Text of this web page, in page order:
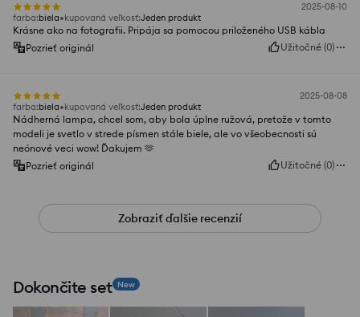
2025-08-10
farba:biela kupovaná veľkosť:Jeden produkt
Krásne ako na fotografii. Pripája sa pomocou priloženého USB kábla
Pozrieť originál
Užitočné (0)
2025-08-08
farba:biela kupovaná veľkosť:Jeden produkt
Nádherná lampa, chcel som, aby bola úplne ružová, pretože v tomto
modeli je svetlo v strede písmen stále biele, ale vo všeobecnosti sú
neónové veci wow! Ďakujem 🫶
Pozrieť originál
Užitočné (0)
Zobraziť ďalšie recenzií
Dokončite set New